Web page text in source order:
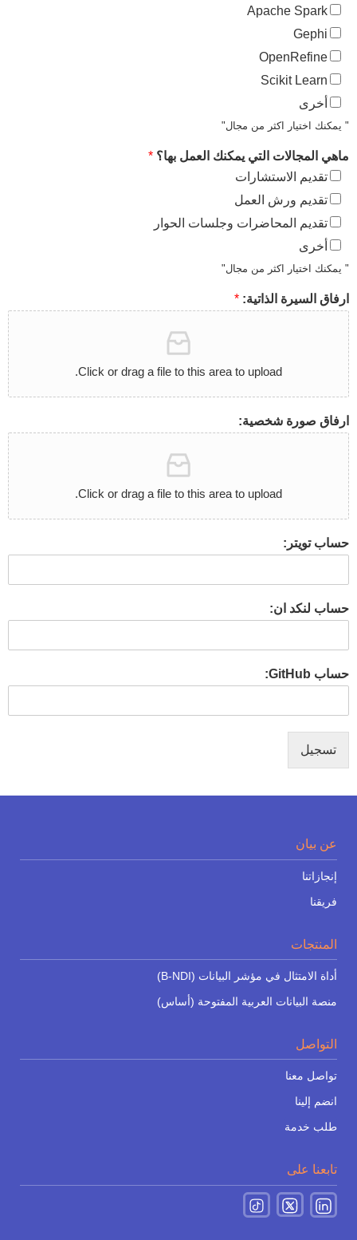
Apache Spark
Gephi
OpenRefine
Scikit Learn
أخرى
" يمكنك اختيار اكثر من مجال"
ماهي المجالات التي يمكنك العمل بها؟ *
تقديم الاستشارات
تقديم ورش العمل
تقديم المحاضرات وجلسات الحوار
أخرى
" يمكنك اختيار اكثر من مجال"
ارفاق السيرة الذاتية: *
Click or drag a file to this area to upload.
ارفاق صورة شخصية:
Click or drag a file to this area to upload.
حساب تويتر:
حساب لنكد ان:
حساب GitHub:
تسجيل
عن بيان
إنجازاتنا
فريقنا
المنتجات
أداة الامتثال في مؤشر البيانات (B-NDI)
منصة البيانات العربية المفتوحة (أساس)
التواصل
تواصل معنا
انضم إلينا
طلب خدمة
تابعنا على